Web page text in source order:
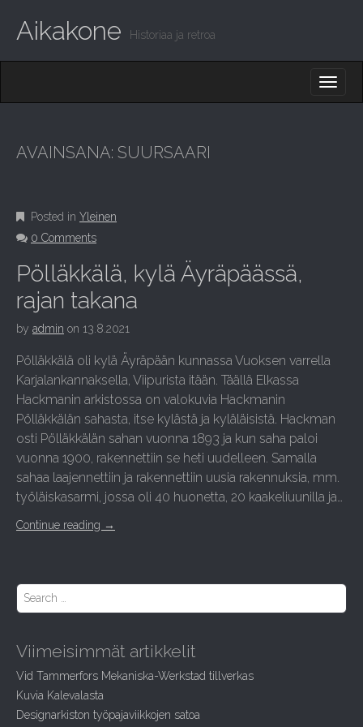
Aikakone Historiaa ja retroa
N
M
N
U
O
C
E
N
AVAINSANA: SUURSAARI
Posted in Yleinen
0 Comments
Pölläkkälä, kylä Äyräpäässä,
rajan takana
by admin on 13.8.2021
Pölläkkälä oli kylä Äyräpään kunnassa Vuoksen varrella
Karjalankannaksella, Viipurista itään. Täällä Elkassa
Hackmanin arkistossa on valokuvia Hackmanin
Pölläkkälän sahasta, itse kylästä ja kyläläisistä. Hackman
osti Pölläkkälän sahan vuonna 1893 ja kun saha paloi
vuonna 1900, rakennettiin se heti uudelleen. Samalla
sahaa laajennettiin ja rakennettiin uusia rakennuksia, mm.
työläiskasarmi, jossa oli 40 huonetta, 20 kaakeliuunilla ja…
Continue reading →
S
c
f
o
r
Viimeisimmät artikkelit
Vid Tammerfors Mekaniska-Werkstad tillverkas
Kuvia Kalevalasta
Designarkiston työpajaviikkojen satoa